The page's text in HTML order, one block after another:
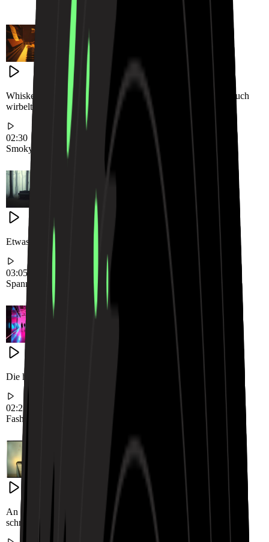
Whiskey in einer dämmrigen Lounge schlürfen, während Rauch
wirbelt.
02:30
Smoky Lounge
Elegante Stimmung
Etwas lauert im Schatten und wartet darauf, zuzuschlagen.
03:05
Spannungsaufbau
Dunkle Schatten
Die hohe Energie einer Modenschau in Mailand.
02:25
Fashion Runway
An einem regnerischen Sonntagnachmittag einen Liebesbrief
schreiben.